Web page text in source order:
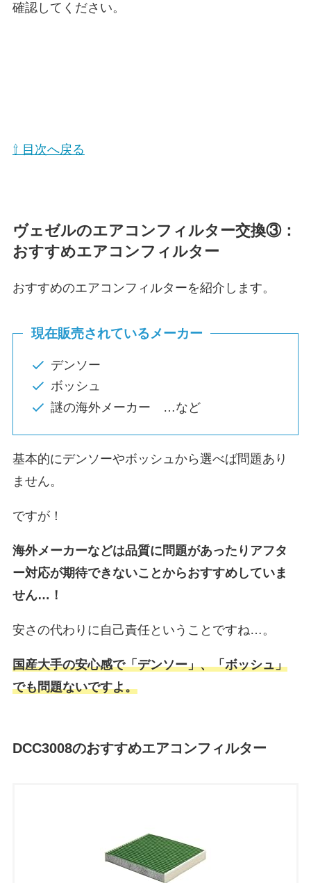
確認してください。
⇧ 目次へ戻る
ヴェゼルのエアコンフィルター交換③：
おすすめエアコンフィルター
おすすめのエアコンフィルターを紹介します。
現在販売されているメーカー
デンソー
ボッシュ
謎の海外メーカー …など
基本的にデンソーやボッシュから選べば問題あり
ません。
ですが！
海外メーカーなどは品質に問題があったりアフタ
ー対応が期待できないことからおすすめしていま
せん…！
安さの代わりに自己責任ということですね…。
国産大手の安心感で「デンソー」、「ボッシュ」
でも問題ないですよ。
DCC3008のおすすめエアコンフィルター